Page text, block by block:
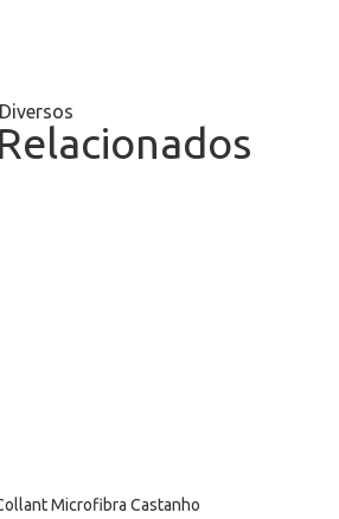
Diversos
Microfibra Castanho